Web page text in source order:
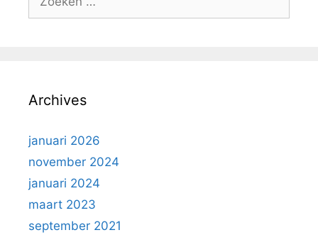
Archives
januari 2026
november 2024
januari 2024
maart 2023
september 2021